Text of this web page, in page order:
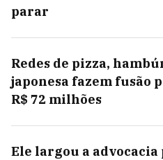
parar
Redes de pizza,
japonesa fazem fusão
R$ 72 milhões
Ele largou a